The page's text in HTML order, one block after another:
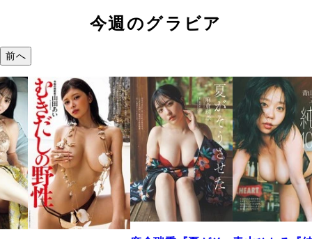
今週のグラビア
前へ
溝端 葵『もう
つの、あおい
で。』
2026年08月09日